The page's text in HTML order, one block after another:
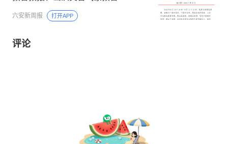
六安新周报 打开APP
评论